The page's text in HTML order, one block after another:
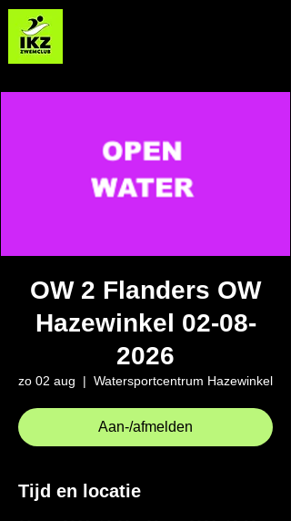
OW 2 Flanders OW
Hazewinkel 02-08-
2026
zo 02 aug
  |
Watersportcentrum Hazewinkel
Aan-/afmelden
Tijd en locatie